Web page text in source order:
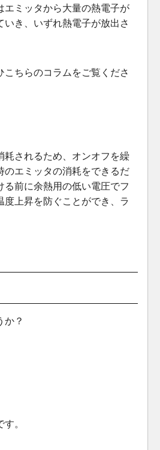
ミッタから大量の熱電子が
き、いずれ熱電子が放出さ
こちらのコラムをご覧くださ
されるため、オンオフを繰
のエミッタの消耗をできるだ
前に余熱用の低い電圧でフ
上昇を防ぐことができ、ラ
？
。